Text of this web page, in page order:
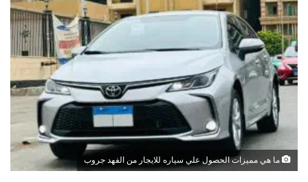
ما هي مميزات الحصول علي سياره للايجار من الفهد جروب